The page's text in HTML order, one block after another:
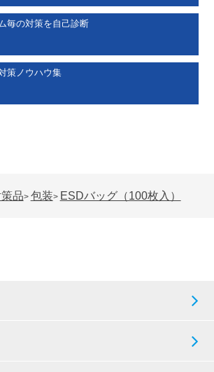
毎の対策を自己診断
策ノウハウ集
品> 包装> ESDバッグ（100枚入）